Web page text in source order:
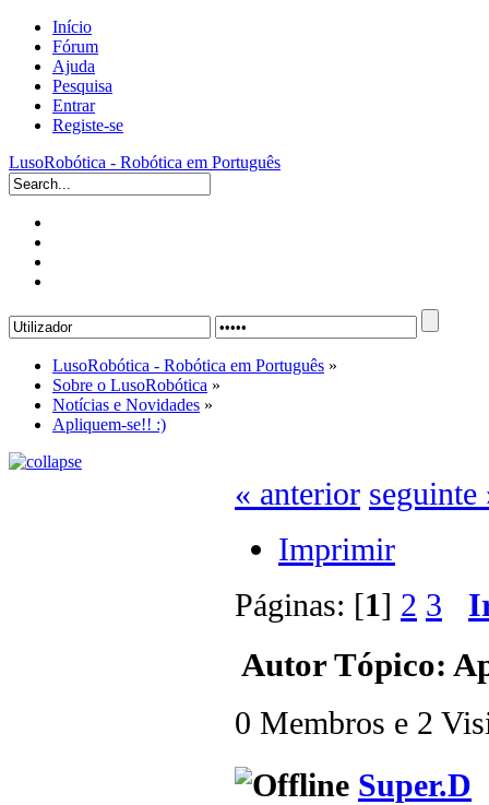
Início
Fórum
Ajuda
Pesquisa
Entrar
Registe-se
LusoRobótica - Robótica em Português
LusoRobótica - Robótica em Português »
Sobre o LusoRobótica »
Notícias e Novidades »
Apliquem-se!! :)
« anterior seguinte
Imprimir
Páginas: [1] 2 3
AutorTópico:
0 Membros e 2
Super.D